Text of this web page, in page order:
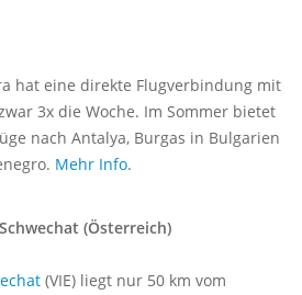
hat eine direkte Flugverbindung mit
3x die Woche. Im Sommer bietet
nach Antalya, Burgas in Bulgarien
Mehr Info.
(Österreich)
(VIE) liegt nur 50 km vom